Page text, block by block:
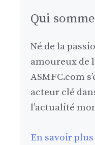
Qui
Né de la
amoureux de
ASMFC.com
acteur clé
l’actualité
En savoir plus